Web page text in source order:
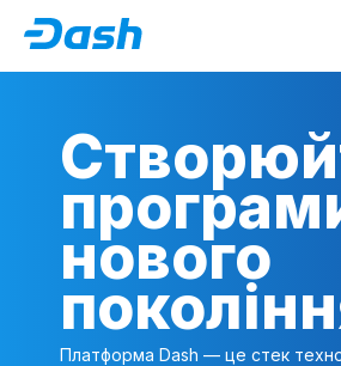
нового
Платформа Dash — це стек